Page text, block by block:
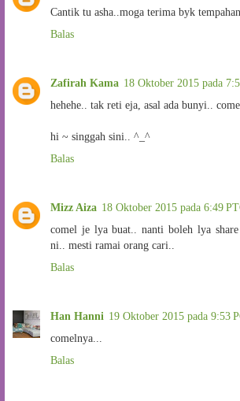
Cantik tu asha..moga terima byk
Balas
Zafirah Kama 18 Oktober 2015 pada
hehehe.. tak reti eja, asal ada bunyi..
hi ~ singgah sini.. ^_^
Balas
Mizz Aiza 18 Oktober 2015 pada 6:49
comel je lya buat.. nanti boleh lya
ni.. mesti ramai orang cari..
Balas
Han Hanni 19 Oktober 2015 pada 9:53
comelnya...
Balas